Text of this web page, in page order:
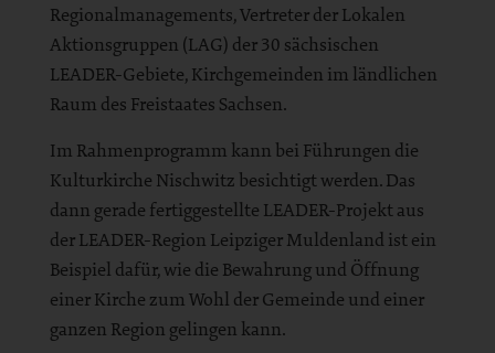
Regionalmanagements, Vertreter der Lokalen
Aktionsgruppen (LAG) der 30 sächsischen
LEADER-Gebiete, Kirchgemeinden im ländlichen
Raum des Freistaates Sachsen.
Im Rahmenprogramm kann bei Führungen die
Kulturkirche Nischwitz besichtigt werden. Das
dann gerade fertiggestellte LEADER-Projekt aus
der LEADER-Region Leipziger Muldenland ist ein
Beispiel dafür, wie die Bewahrung und Öffnung
einer Kirche zum Wohl der Gemeinde und einer
ganzen Region gelingen kann.